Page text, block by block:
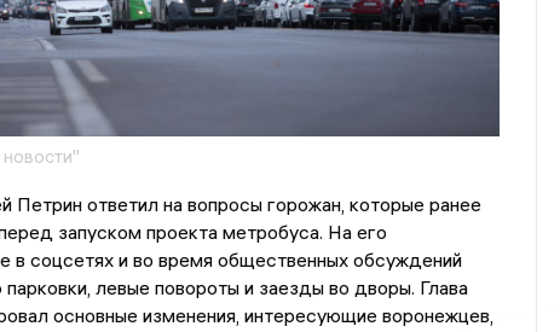
ответил на вопросы горожан, которые ранее
запуском проекта метробуса. На его
в соцсетях и во время общественных обсуждений
левые повороты и заезды во дворы. Глава
основные изменения, интересующие воронежцев,